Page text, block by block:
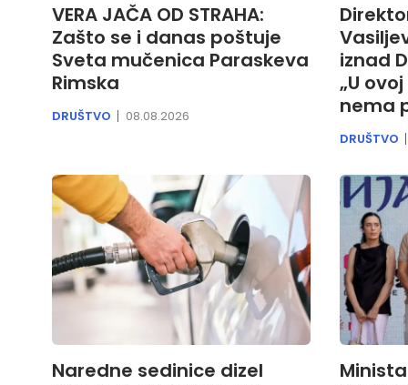
VERA JAČA OD STRAHA:
Zašto se i danas poštuje
Sveta mučenica Paraskeva
Rimska
DRUŠTVO 08.08.2026
iznad
„U
nema
DRUŠTVO
Naredne sedinice dizel